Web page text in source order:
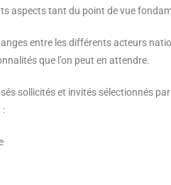
aspects tant du point de vue
entre les différents acteurs
que l’on peut en attendre.
sollicités et invités sélectionnés
: